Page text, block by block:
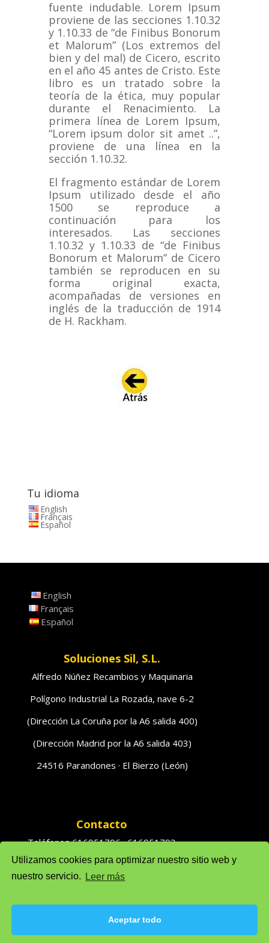
Utilizamos cookies para optimizar nuestro sitio web y
nuestro servicio.
Leer más
Aceptar todo
fuente indudable. Lorem Ipsum
proviene de las secciones 1.10.32
y 1.10.33 de “de Finibus Bonorum
et Malorum” (Los extremos del
bien y del mal) de Cicero, escrito
en el año 45 antes de Cristo. Este
libro es un tratado sobre la
teoría de la ética, muy popular
durante el Renacimiento.
La
primera línea de Lorem Ipsum,
“Lorem ipsum dolor sit amet ..”,
proviene de una línea en la
sección 1.10.32.
El fragmento estándar de Lorem
Ipsum utilizado desde el año
1500 se reproduce a
continuación para los
interesados.
Las secciones
1.10.32 y 1.10.33 de “de Finibus
Bonorum et Malorum” de Cicero
también se reproducen en su
forma original exacta,
acompañadas de versiones en
inglés de la traducción de 1914
de H. Rackham.
Tu idioma
English
Français
Español
English
Français
Español
Soluciones Sil, S.L.
Alfredo Núñez Recambios y Maquinaria
Polígono Industrial La Rozada, nave 6-2
(Dirección La Coruña por la A6 salida 400)
(Dirección Madrid por la A6 salida 403)
24516 Parandones · El Bierzo (León)
Contacto
Teléfonos 616951796 · 616951793
Ventas: solufredo@gmail.com